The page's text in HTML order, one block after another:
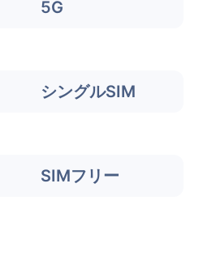
5G
シングルSIM
SIMフリー